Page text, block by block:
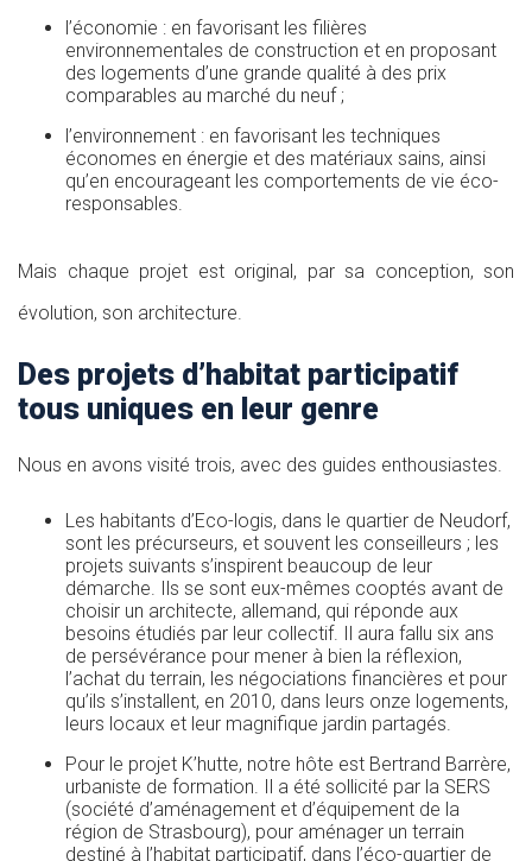
l’économie : en favorisant les filières
environnementales de construction et en proposant
des logements d’une grande qualité à des prix
comparables au marché du neuf ;
l’environnement : en favorisant les techniques
économes en énergie et des matériaux sains, ainsi
qu’en encourageant les comportements de vie éco-
responsables.
Mais chaque projet est original, par sa conception, son
évolution, son architecture.
Des projets d’habitat participatif
tous uniques en leur genre
Nous en avons visité trois, avec des guides enthousiastes.
Les habitants d’Eco-logis, dans le quartier de Neudorf,
sont les précurseurs, et souvent les conseilleurs ; les
projets suivants s’inspirent beaucoup de leur
démarche. Ils se sont eux-mêmes cooptés avant de
choisir un architecte, allemand, qui réponde aux
besoins étudiés par leur collectif. Il aura fallu six ans
de persévérance pour mener à bien la réflexion,
l’achat du terrain, les négociations financières et pour
qu’ils s’installent, en 2010, dans leurs onze logements,
leurs locaux et leur magnifique jardin partagés.
Pour le projet K’hutte, notre hôte est Bertrand Barrère,
urbaniste de formation. Il a été sollicité par la SERS
(société d’aménagement et d’équipement de la
région de Strasbourg), pour aménager un terrain
destiné à l’habitat participatif, dans l’éco-quartier de